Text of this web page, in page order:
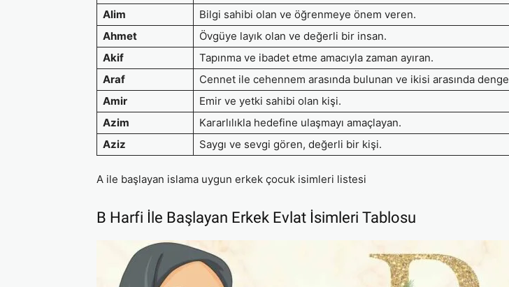
Alim
Bilgi sahibi olan ve öğrenmeye önem veren.
Ahmet
Övgüye layık olan ve değerli bir insan.
Akif
Tapınma ve ibadet etme amacıyla zaman ayıran.
Araf
Cennet ile cehennem arasında bulunan ve ikisi arasında
Amir
Emir ve yetki sahibi olan kişi.
Azim
Kararlılıkla hedefine ulaşmayı amaçlayan.
Aziz
Saygı ve sevgi gören, değerli bir kişi.
A ile başlayan islama uygun erkek çocuk isimleri listesi
B Harfi İle Başlayan Erkek Evlat İsimleri Tablosu